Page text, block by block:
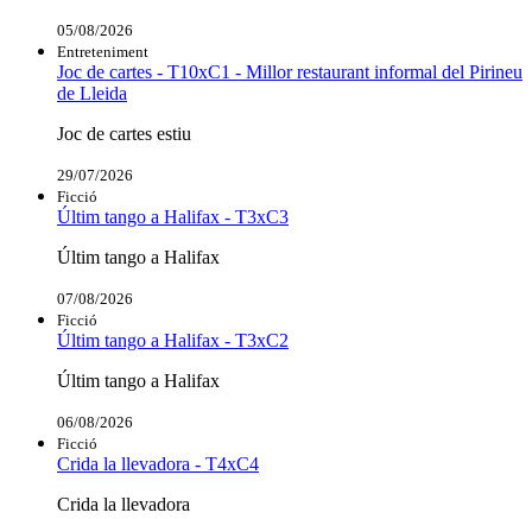
05/08/2026
Entreteniment
Joc de cartes - T10xC1 - Millor restaurant informal del Pirineu
de Lleida
Joc de cartes estiu
29/07/2026
Ficció
Últim tango a Halifax - T3xC3
Últim tango a Halifax
07/08/2026
Ficció
Últim tango a Halifax - T3xC2
Últim tango a Halifax
06/08/2026
Ficció
Crida la llevadora - T4xC4
Crida la llevadora